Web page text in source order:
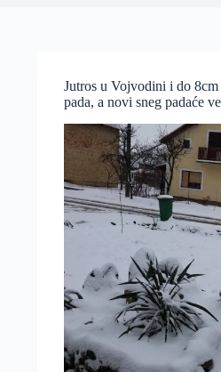
Jutros u Vojvodini i do 8cm
pada, a novi sneg padaće